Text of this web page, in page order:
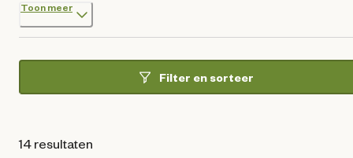
Toon meer
Filter en sorteer
14 resultaten